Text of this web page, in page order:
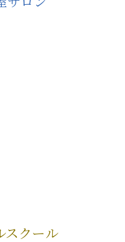
スクール